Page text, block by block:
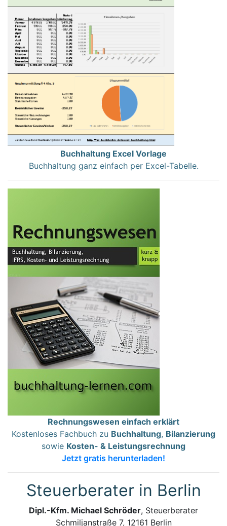
Buchhaltung Excel Vorlage
Buchhaltung ganz einfach per Excel-Tabelle.
Rechnungswesen einfach erklärt
Kostenloses Fachbuch zu Buchhaltung, Bilanzierung
sowie Kosten- & Leistungsrechnung
Jetzt gratis herunterladen!
Steuerberater in Berlin
Dipl.-Kfm. Michael Schröder, Steuerberater
Schmiljanstraße 7, 12161 Berlin